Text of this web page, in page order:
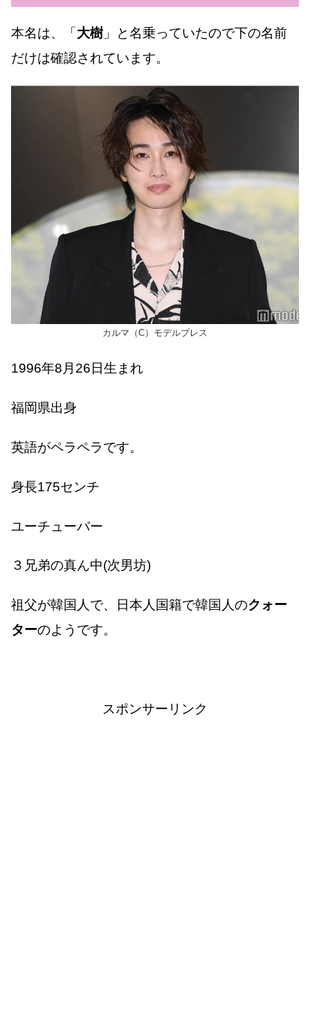
本名は、「 大樹」と名乗っていたので下の名前
だけは確認されています。
カルマ（C）モデルプレス
1996年8月26日生まれ
福岡県出身
英語がペラペラです。
身長175センチ
ユーチューバー
３兄弟の真ん中(次男坊)
祖父が韓国人で、日本人国籍で韓国人のクォー
ターのようです。
スポンサーリンク